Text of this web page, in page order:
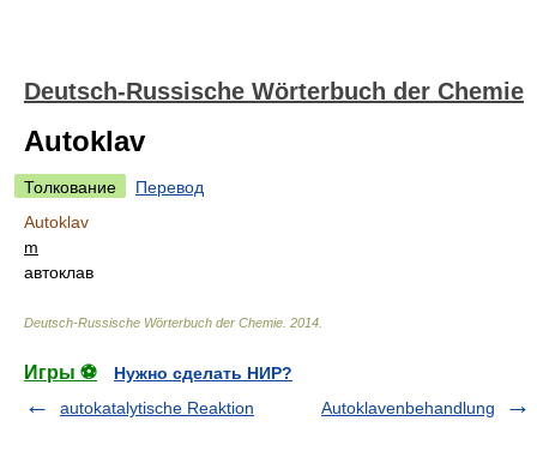
Deutsch-Russische Wörterbuch der Chemie
Autoklav
Толкование
Перевод
Autoklav
m
автоклав
Deutsch-Russische Wörterbuch der Chemie 2014
Игры ⚽
Нужно сделать НИР?
autokatalytische Reaktion
Autoklavenbehandlung